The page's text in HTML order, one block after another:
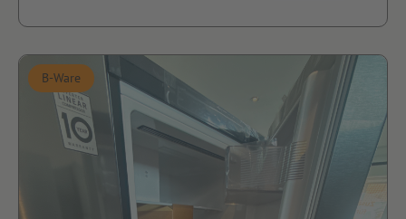
B-Ware